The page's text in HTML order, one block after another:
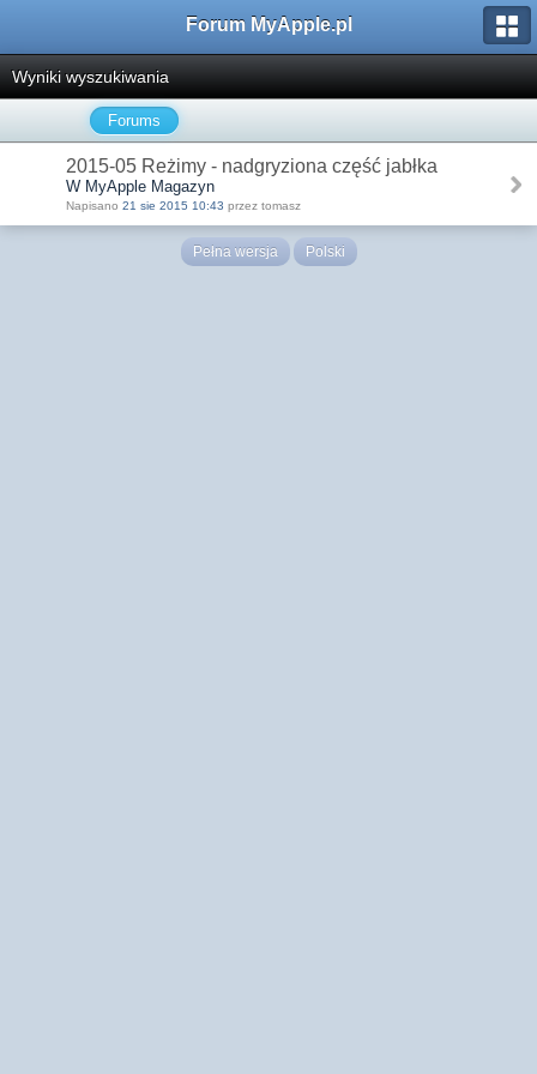
Forum MyApple.pl
Wyniki wyszukiwania
Forums
2015-05 Reżimy - nadgryziona część jabłka
W MyApple Magazyn
Napisano 21 sie 2015 10:43 przez tomasz
Pełna wersja Polski